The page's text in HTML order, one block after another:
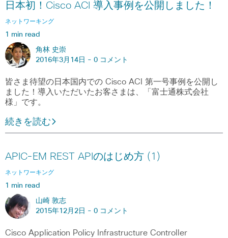
日本初！Cisco ACI 導入事例を公開しました！
ネットワーキング
1 min read
角林 史崇
2016年3月14日 - 0 コメント
皆さま待望の日本国内での Cisco ACI 第一号事例を公開し
ました！導入いただいたお客さまは、「富士通株式会社
様」です。
続きを読む
APIC-EM REST APIのはじめ方 (1)
ネットワーキング
1 min read
山崎 敦志
2015年12月2日 - 0 コメント
Cisco Application Policy Infrastructure Controller